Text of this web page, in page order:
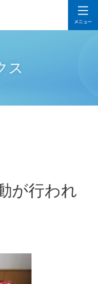
ス
が行われ